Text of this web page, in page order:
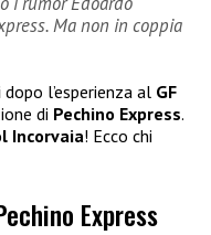
Ma non in coppia
dopo l’esperienza al GF
di Pechino Express.
Incorvaia! Ecco chi
Express